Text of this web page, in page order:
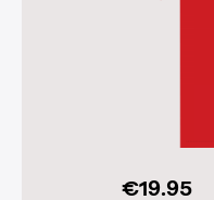
€19.95